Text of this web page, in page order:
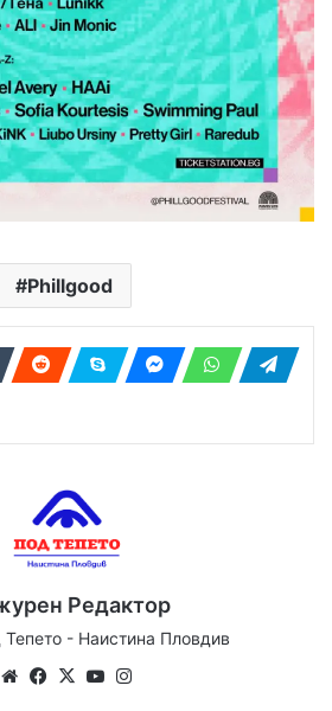
Phillgood
Редактор
Тепето - Наистина Пловдив
WebsiteFacebook
X YouTube